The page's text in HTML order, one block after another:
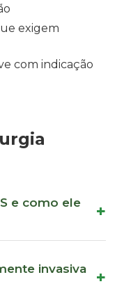
exigem
com indicação
e como ele
invasiva